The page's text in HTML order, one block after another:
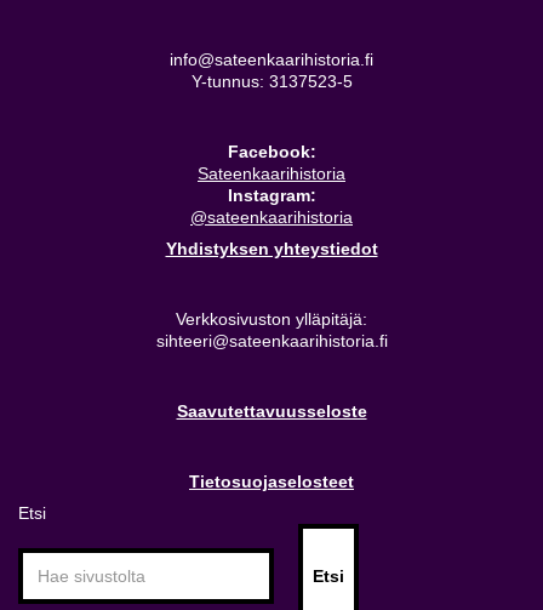
info@sateenkaarihistoria.fi
Y-tunnus: 3137523-5
Facebook:
Sateenkaarihistoria
Instagram:
@sateenkaarihistoria
Yhdistyksen yhteystiedot
Verkkosivuston ylläpitäjä:
sihteeri@sateenkaarihistoria.fi
Saavutettavuusseloste
Tietosuojaselosteet
Etsi
Etsi